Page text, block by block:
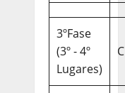
3ºFase
(3º - 4º
Lugares)